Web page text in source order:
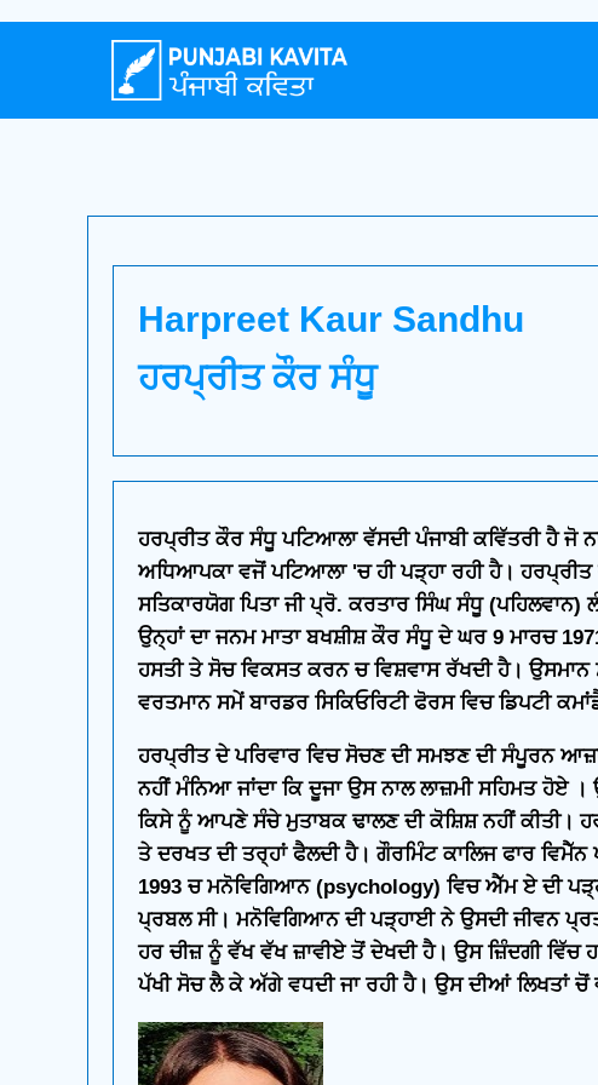
Harpreet Kaur Sandhu
ਹਰਪ੍ਰੀਤ ਕੌਰ ਸੰਧੂ
ਹਰਪ੍ਰੀਤ ਕੌਰ ਸੰਧੂ ਪਟਿਆਲਾ ਵੱਸਦੀ ਪੰਜਾਬੀ ਕਵਿੱਤਰੀ ਹੈ ਜੋ
ਅਧਿਆਪਕਾ ਵਜੋਂ ਪਟਿਆਲਾ 'ਚ ਹੀ ਪੜ੍ਹਾ ਰਹੀ ਹੈ।
ਸਤਿਕਾਰਯੋਗ ਪਿਤਾ ਜੀ ਪ੍ਰੋ. ਕਰਤਾਰ ਸਿੰਘ ਸੰਧੂ
ਉਨ੍ਹਾਂ ਦਾ ਜਨਮ ਮਾਤਾ ਬਖਸ਼ੀਸ਼ ਕੌਰ ਸੰਧੂ ਦੇ ਘਰ 9 ਮਾਰਚ
ਹਸਤੀ ਤੇ ਸੋਚ ਵਿਕਸਤ ਕਰਨ ਚ ਵਿਸ਼ਵਾਸ ਰੱਖਦੀ ਹੈ।
ਵਰਤਮਾਨ ਸਮੇਂ ਬਾਰਡਰ ਸਿਕਿਓਰਿਟੀ ਫੋਰਸ ਵਿਚ ਡਿਪਟੀ
ਹਰਪ੍ਰੀਤ ਦੇ ਪਰਿਵਾਰ ਵਿਚ ਸੋਚਣ ਦੀ ਸਮਝਣ ਦੀ ਸੰਪੂਰਨ
ਨਹੀਂ ਮੰਨਿਆ ਜਾਂਦਾ ਕਿ ਦੂਜਾ ਉਸ ਨਾਲ ਲਾਜ਼ਮੀ ਸਹਿਮਤ ਹੋਏ
ਕਿਸੇ ਨੂੰ ਆਪਣੇ ਸੰਚੇ ਮੁਤਾਬਕ ਢਾਲਣ ਦੀ ਕੋਸ਼ਿਸ਼ ਨਹੀਂ ਕੀਤੀ।
ਤੇ ਦਰਖਤ ਦੀ ਤਰ੍ਹਾਂ ਫੈਲਦੀ ਹੈ। ਗੌਰਮਿੰਟ ਕਾਲਿਜ ਫਾਰ
1993 ਚ ਮਨੋਵਿਗਿਆਨ (psychology) ਵਿਚ ਐੱਮ ਏ ਦੀ
ਪ੍ਰਬਲ ਸੀ। ਮਨੋਵਿਗਿਆਨ ਦੀ ਪੜ੍ਹਾਈ ਨੇ ਉਸਦੀ ਜੀਵਨ
ਹਰ ਚੀਜ਼ ਨੂੰ ਵੱਖ ਵੱਖ ਜ਼ਾਵੀਏ ਤੋਂ ਦੇਖਦੀ ਹੈ। ਉਸ ਜ਼ਿੰਦਗੀ
ਪੱਖੀ ਸੋਚ ਲੈ ਕੇ ਅੱਗੇ ਵਧਦੀ ਜਾ ਰਹੀ ਹੈ। ਉਸ ਦੀਆਂ ਲਿਖਤਾਂ ਚੋਂ